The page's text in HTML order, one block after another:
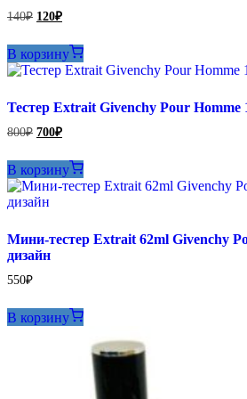
140₽ Первоначальная
составляла
140₽.
120₽Текущая
120₽.
В корзину
Тестер Extrait Givenchy Pour Homme
800₽ Первоначальная
составляла
800₽.
700₽Текущая
700₽.
В корзину
Мини-тестер Extrait 62ml Givenchy
дизайн
550₽
В корзину